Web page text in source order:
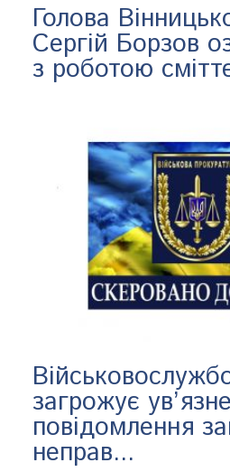
Голова
Сергій Борзов
з роботою
загрожує
повідомлення
неправ...